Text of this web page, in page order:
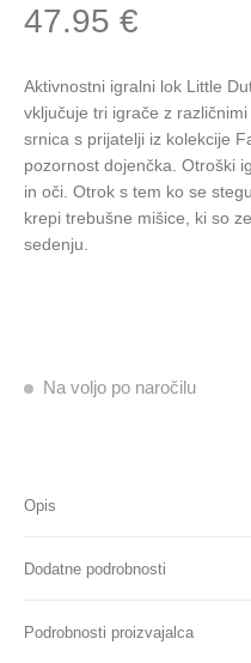
47.95€
Aktivnostni igralni lok Little
vključuje tri igrače z
srnica s prijatelji iz kolekcije
pozornost dojenčka. Otroški
in oči. Otrok s tem ko se
krepi trebušne mišice, ki so
sedenju.
Na voljo po naročilu
Opis
Dodatne podrobnosti
Podrobnosti proizvajalca